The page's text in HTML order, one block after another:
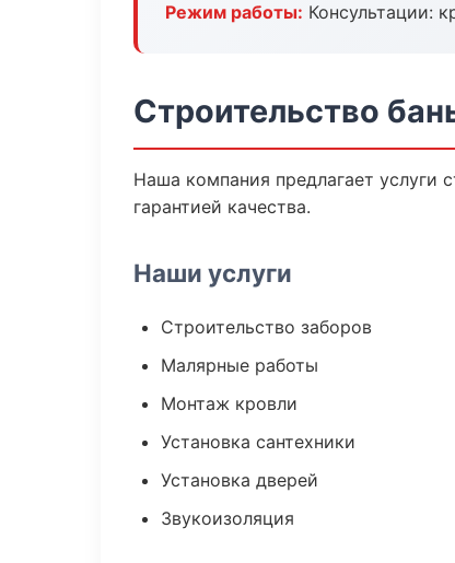
Режим работы: Консультации:
Строительство
Наша компания предлагает услуги
гарантией качества.
Наши услуги
Строительство заборов
Малярные работы
Монтаж кровли
Установка сантехники
Установка дверей
Звукоизоляция